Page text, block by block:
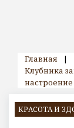
Главная
|
Клубника
настроение
КРАСОТА И